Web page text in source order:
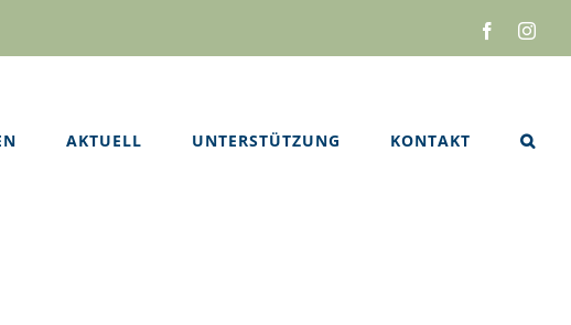
Facebook
AKTUELL UNTERSTÜTZUNG KONTAKT